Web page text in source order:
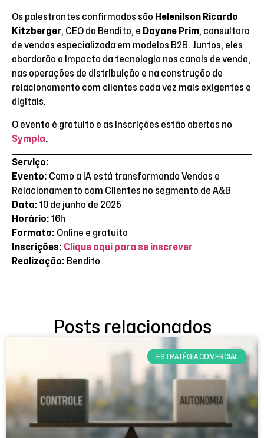
Os palestrantes confirmados são Helenilson Ricardo
Kitzberger, CEO da Bendito, e Dayane Prim, consultora
de vendas especializada em modelos B2B. Juntos, eles
abordarão o impacto da tecnologia nos canais de venda,
nas operações de distribuição e na construção de
relacionamento com clientes cada vez mais exigentes e
digitais.
O evento é gratuito e as inscrições estão abertas no
Sympla.
Serviço:
Evento: Como a IA está transformando Vendas e
Relacionamento com Clientes no segmento de A&B
Data: 10 de junho de 2025
Horário: 16h
Formato: Online e gratuito
Inscrições: Clique aqui para se inscrever
Realização: Bendito
Posts relacionados
ESTRATÉGIA COMERCIAL